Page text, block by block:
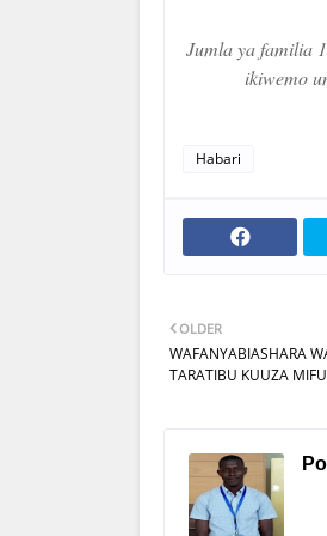
Jumla ya familia
ikiwemo
Habari
OLDER
WAFANYABIASHARA
TARATIBU KUUZA